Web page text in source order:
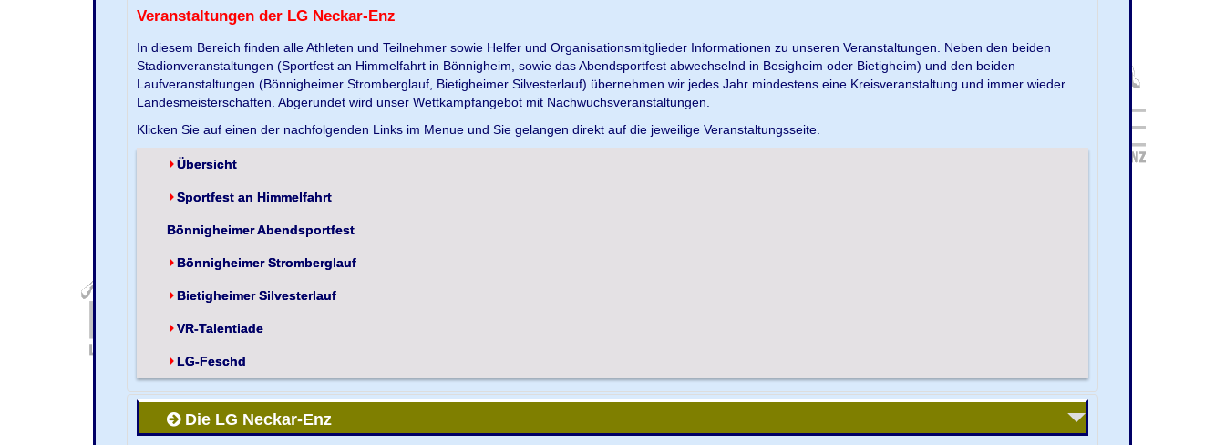
Veranstaltungen der LG Neckar-Enz
In diesem Bereich finden alle Athleten und Teilnehmer sowie Helfer und Organisationsmitglieder Informationen zu unseren Veranstaltungen. Neben den beiden
Stadionveranstaltungen (Sportfest an Himmelfahrt in Bönnigheim, sowie das Abendsportfest abwechselnd in Besigheim oder Bietigheim) und den beiden
Laufveranstaltungen (Bönnigheimer Stromberglauf, Bietigheimer Silvesterlauf) übernehmen wir jedes Jahr mindestens eine Kreisveranstaltung und immer wieder
Landesmeisterschaften. Abgerundet wird unser Wettkampfangebot mit Nachwuchsveranstaltungen.
Klicken Sie auf einen der nachfolgenden Links im Menue und Sie gelangen direkt auf die jeweilige Veranstaltungsseite.
Übersicht
Sportfest an Himmelfahrt
Bönnigheimer Abendsportfest
Bönnigheimer Stromberglauf
Bietigheimer Silvesterlauf
VR-Talentiade
LG-Feschd
Die LG Neckar-Enz